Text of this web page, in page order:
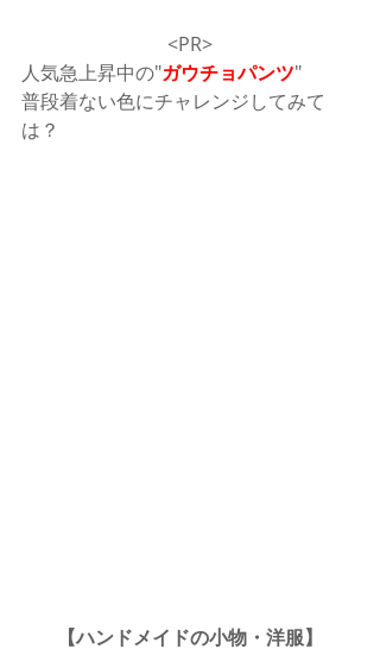
<PR>
人気急上昇中の"ガウチョパンツ"
普段着ない色にチャレンジしてみて
は？
【ハンドメイドの小物・洋服】